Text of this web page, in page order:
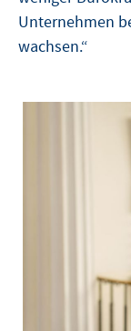
Unternehmen
wachsen.“